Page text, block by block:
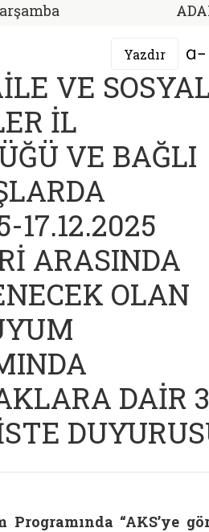
Yazdır
VE
İL
VE BAĞLI
17.12.2025
ARASINDA
OLAN
DAİR
Programında “AKS’ye